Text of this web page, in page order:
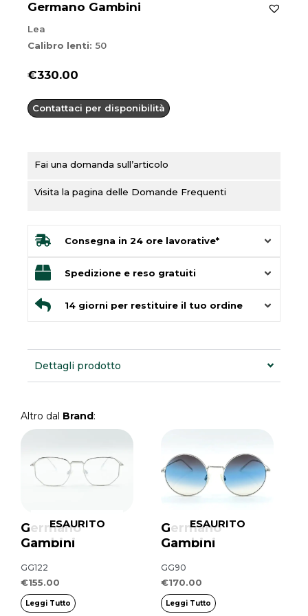
Germano Gambini
Lea
Calibro lenti: 50
€330.00
Contattaci per disponibilità
Fai una domanda sull’articolo
Visita la pagina delle Domande Frequenti
Consegna in 24 ore lavorative*
Spedizione e reso gratuiti
14 giorni per restituire il tuo ordine
Dettagli prodotto
Altro dal Brand:
Germano
Gambini
ESAURITO
GG122
€155.00
Leggi Tutto
Germano
Gambini
ESAURITO
GG90
€170.00
Leggi Tutto